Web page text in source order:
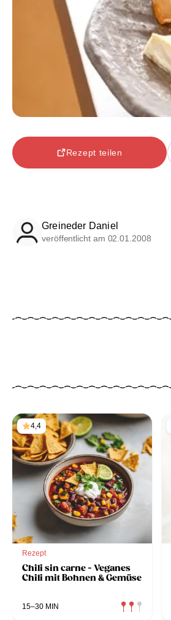
Rezept teilen
Greineder Daniel
veröffentlicht am 02.01.2008
4,4
Rezept
Chili sin carne - Veganes
Chili mit Bohnen & Gemüse
15–30 MIN